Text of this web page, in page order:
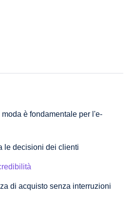
è fondamentale per l'e-
le decisioni dei clienti
di acquisto senza interruzioni